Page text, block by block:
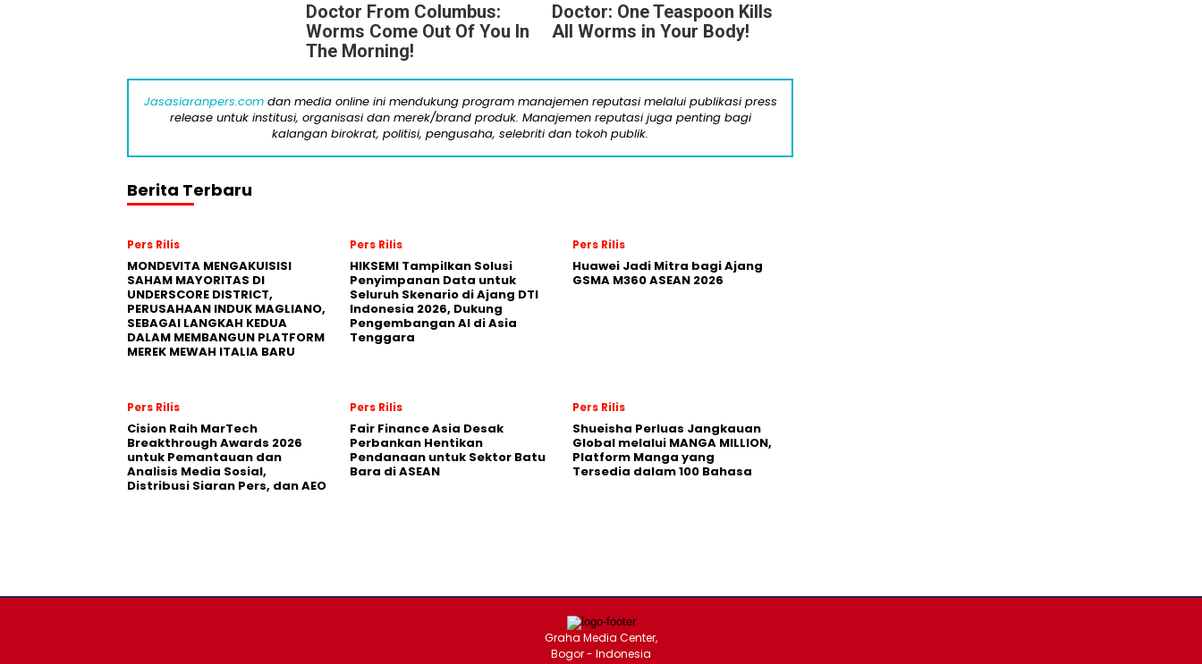
Doctor From Columbus:
Worms Come Out Of You In
The Morning!
Doctor: One Teaspoon Kills
All Worms in Your Body!
Jasasiaranpers.comdan media online ini mendukung program manajemen reputasi melalui publikasi press
release untuk institusi, organisasi dan merek/brand produk. Manajemen reputasi juga penting bagi
kalangan birokrat, politisi, pengusaha, selebriti dan tokoh publik.
Berita Terbaru
Pers Rilis
MONDEVITA MENGAKUISISI
SAHAM MAYORITAS DI
UNDERSCORE DISTRICT,
PERUSAHAAN INDUK MAGLIANO,
SEBAGAI LANGKAH KEDUA
DALAM MEMBANGUN PLATFORM
MEREK MEWAH ITALIA BARU
Pers Rilis
HIKSEMI Tampilkan Solusi
Penyimpanan Data untuk
Seluruh Skenario di Ajang DTI
Indonesia 2026, Dukung
Pengembangan AI di Asia
Tenggara
Pers Rilis
Huawei Jadi Mitra bagi Ajang
GSMA M360 ASEAN 2026
Pers Rilis
Cision Raih MarTech
Breakthrough Awards 2026
untuk Pemantauan dan
Analisis Media Sosial,
Distribusi Siaran Pers, dan AEO
Pers Rilis
Fair Finance Asia Desak
Perbankan Hentikan
Pendanaan untuk Sektor Batu
Bara di ASEAN
Pers Rilis
Shueisha Perluas Jangkauan
Global melalui MANGA MILLION,
Platform Manga yang
Tersedia dalam 100 Bahasa
Graha Media Center,
Bogor - Indonesia